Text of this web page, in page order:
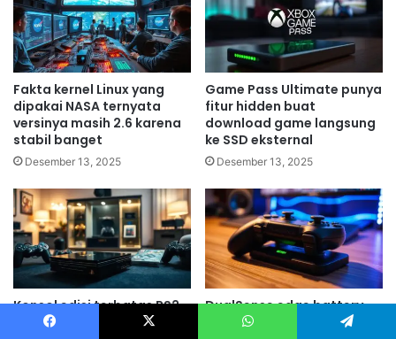
Fakta kernel Linux yang
dipakai NASA ternyata
versinya masih 2.6 karena
stabil banget
Desember 13, 2025
Game Pass Ultimate punya
fitur hidden buat
download game langsung
ke SSD eksternal
Desember 13, 2025
Konsol edisi terbatas PS2
yang cuma ada 10 unit di
DualSense edge battery
life lebih pendek 40% ini